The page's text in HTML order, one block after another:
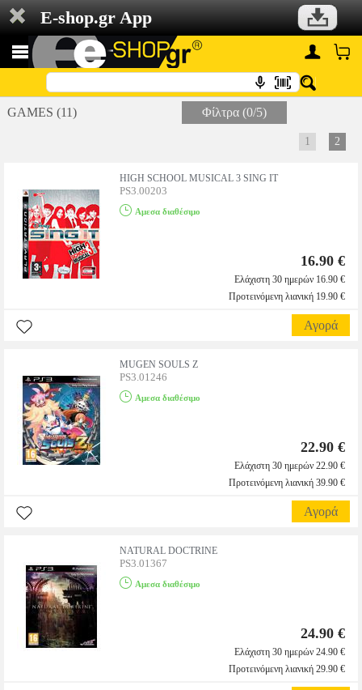
E-shop.gr App
GAMES (11) Φίλτρα (0/5)
1 2
HIGH SCHOOL MUSICAL 3 SING IT
PS3.00203
Αμεσα διαθέσιμο
16.90 €
Ελάχιστη 30 ημερών 16.90 €
Προτεινόμενη λιανική 19.90 €
Αγορά
MUGEN SOULS Z
PS3.01246
Αμεσα διαθέσιμο
22.90 €
Ελάχιστη 30 ημερών 22.90 €
Προτεινόμενη λιανική 39.90 €
Αγορά
NATURAL DOCTRINE
PS3.01367
Αμεσα διαθέσιμο
24.90 €
Ελάχιστη 30 ημερών 24.90 €
Προτεινόμενη λιανική 29.90 €